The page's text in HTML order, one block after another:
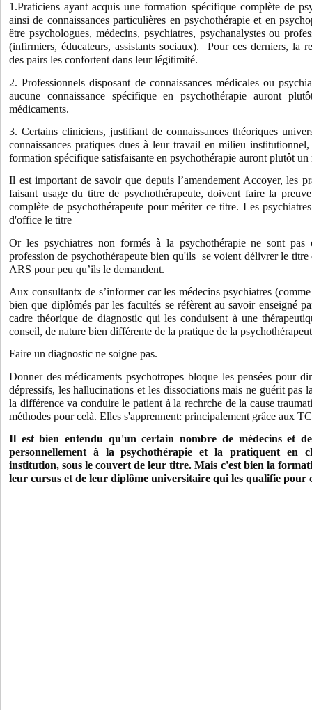
1.Praticiens ayant acquis une formation spécifique complète de
ainsi de connaissances particulières en psychothérapie et en
être psychologues, médecins, psychiatres, psychanalystes ou
(infirmiers, éducateurs, assistants sociaux).
Pour ces derniers, la
des pairs les confortent dans leur légitimité.
2. Professionnels disposant de connaissances médicales ou
aucune connaissance spécifique en psychothérapie auront
médicaments.
3. Certains cliniciens, justifiant de connaissances théoriques
connaissances pratiques dues à leur travail en milieu
formation spécifique satisfaisante en psychothérapie auront plutôt
Il est important de savoir que depuis l’amendement Accoyer, les
faisant usage du titre de psychothérapeute, doivent faire la
complète de psychothérapeute pour mériter ce titre. Les
d'office le titre
Or les psychiatres non formés à la psychothérapie ne sont pas
profession de psychothérapeute bien qu'ils se voient délivrer le titre
ARS pour peu qu’ils le demandent.
Aux consultantx de s’informer car les médecins psychiatres
bien que diplômés par les facultés se réfèrent au savoir enseigné
cadre théorique de diagnostic qui les conduisent à une
conseil, de nature bien différente de la pratique de la
Faire un diagnostic ne soigne pas.
Donner des médicaments psychotropes bloque les pensées pour
dépressifs, les hallucinations et les dissociations mais ne guérit pas
la différence va conduire le patient à la rechrche de la cause
méthodes pour celà. Elles s'apprennent: principalement grâce aux
Il est bien entendu qu'un certain nombre de médecins et
personnellement à la psychothérapie et la pratiquent en
institution, sous le couvert de leur titre. Mais c'est bien la
leur cursus et de leur diplôme universitaire qui les qualifie pour